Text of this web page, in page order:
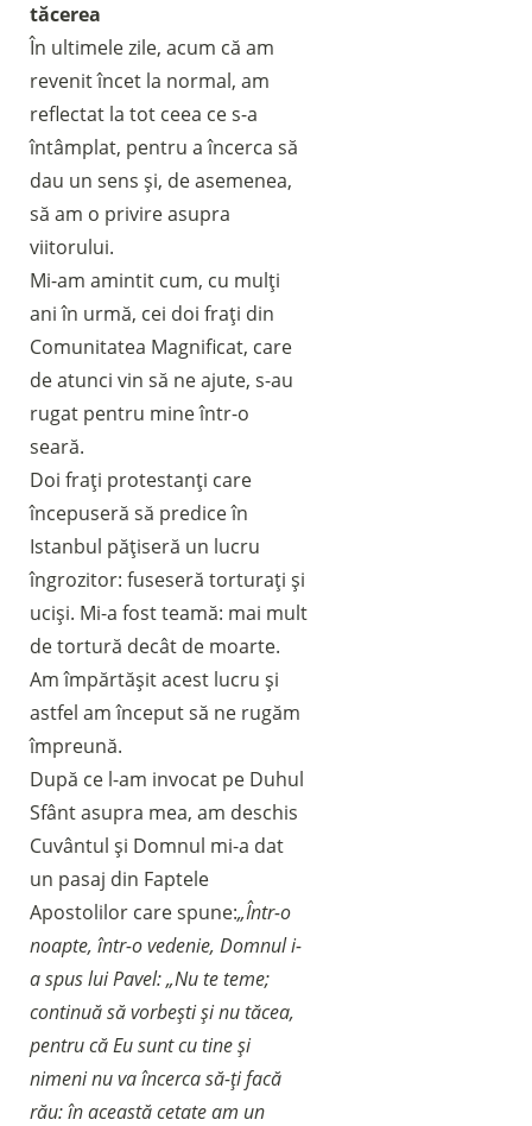
tăcerea
În ultimele zile, acum că am
revenit încet la normal, am
reflectat la tot ceea ce s-a
întâmplat, pentru a încerca să
dau un sens și, de asemenea,
să am o privire asupra
viitorului.
Mi-am amintit cum, cu mulți
ani în urmă, cei doi frați din
Comunitatea Magnificat, care
de atunci vin să ne ajute, s-au
rugat pentru mine într-o
seară.
Doi frați protestanți care
începuseră să predice în
Istanbul pățiseră un lucru
îngrozitor: fuseseră torturați și
uciși. Mi-a fost teamă: mai mult
de tortură decât de moarte.
Am împărtășit acest lucru și
astfel am început să ne rugăm
împreună.
După ce l-am invocat pe Duhul
Sfânt asupra mea, am deschis
Cuvântul și Domnul mi-a dat
un pasaj din Faptele
Apostolilor care spune:„Într-o
noapte, într-o vedenie, Domnul i-
a spus lui Pavel: „Nu te teme;
continuă să vorbești și nu tăcea,
pentru că Eu sunt cu tine și
nimeni nu va încerca să-ți facă
rău: în această cetate am un